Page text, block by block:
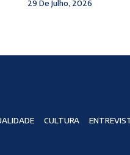
29 De Julho, 2026
CULTURA